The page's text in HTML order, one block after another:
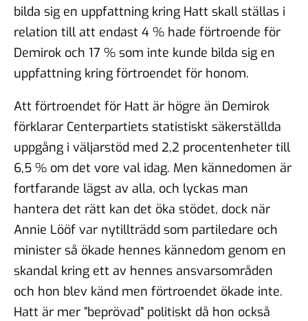
bilda sig en uppfattning kring Hatt skall ställas i
relation till att endast 4 % hade förtroende för
Demirok och 17 % som inte kunde bilda sig en
uppfattning kring förtroendet för honom.
Att förtroendet för Hatt är högre än Demirok
förklarar Centerpartiets statistiskt säkerställda
uppgång i väljarstöd med 2,2 procentenheter till
6,5 % om det vore val idag. Men kännedomen är
fortfarande lägst av alla, och lyckas man
hantera det rätt kan det öka stödet, dock när
Annie Lööf var nytillträdd som partiledare och
minister så ökade hennes kännedom genom en
skandal kring ett av hennes ansvarsområden
och hon blev känd men förtroendet ökade inte.
Hatt är mer ”beprövad” politiskt då hon också